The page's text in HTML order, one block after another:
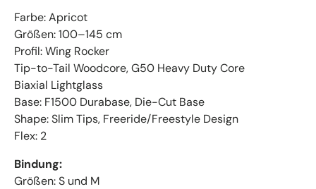
Farbe: Apricot
Größen: 100–145 cm
Profil: Wing Rocker
Tip-to-Tail Woodcore, G50 Heavy Duty Core
Biaxial Lightglass
Base: F1500 Durabase, Die-Cut Base
Shape: Slim Tips, Freeride/Freestyle Design
Flex: 2
Bindung:
Größen: S und M